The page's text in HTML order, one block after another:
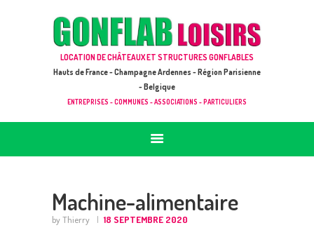
LOCATION DE CHÂTEAUX ET STRUCTURES GONFLABLES
Hauts de France - Champagne Ardennes - Région Parisienne
- Belgique
ENTREPRISES - COMMUNES - ASSOCIATIONS - PARTICULIERS
GONFLAB LOISIRS
ACCUEIL
JEUX À LOUER & PRESTATIONS
CATALOGUE / TARIF
DEMANDE DE DEVIS (SOUS 24H)
Machine-alimentaire
by Thierry 18 SEPTEMBRE 2020